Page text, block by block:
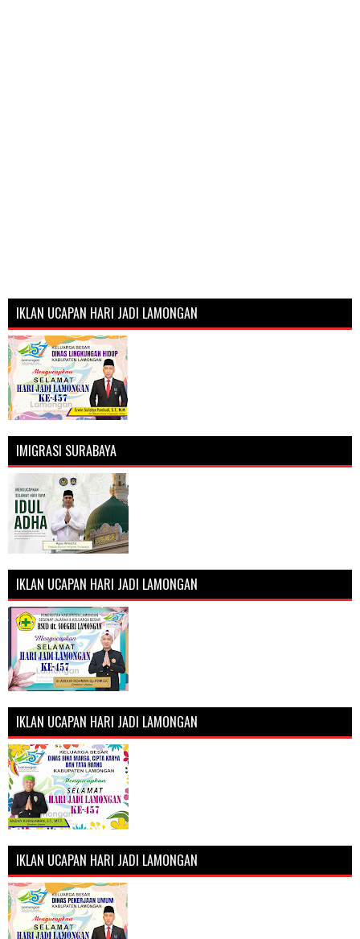
IKLAN UCAPAN HARI JADI LAMONGAN
IMIGRASI SURABAYA
IKLAN UCAPAN HARI JADI LAMONGAN
IKLAN UCAPAN HARI JADI LAMONGAN
IKLAN UCAPAN HARI JADI LAMONGAN